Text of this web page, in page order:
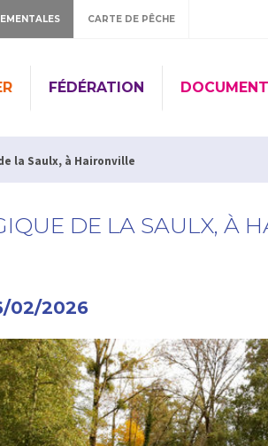
CARTE DE PÊCHE
FÉDÉRATION
la Saulx, à Haironville
DE LA SAULX, À
02/2026